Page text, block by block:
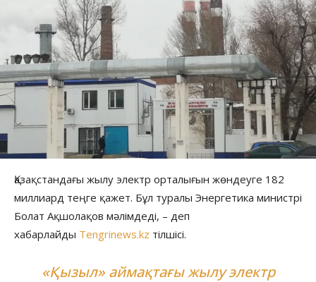
Қазақстандағы жылу электр орталығын жөндеуге 182
миллиард теңге қажет. Бұл туралы Энергетика министрі
Болат Ақшолақов мәлімдеді, – деп
хабарлайды Tengrinews.kz тілшісі.
«Қызыл» аймақтағы жылу электр